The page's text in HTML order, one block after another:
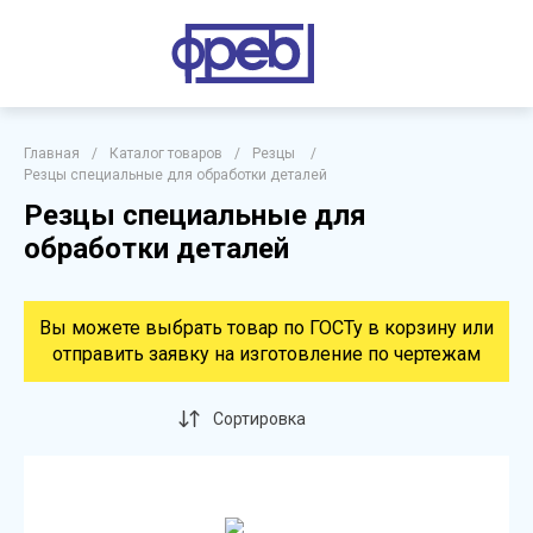
Главная / Каталог товаров / Резцы
/
Резцы специальные для обработки деталей
Резцы специальные для
обработки деталей
Вы можете выбрать товар по ГОСТу в корзину или
отправить заявку на изготовление по чертежам
Сортировка